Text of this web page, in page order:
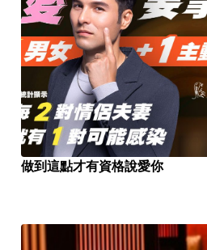
做到這點才有資格說愛你